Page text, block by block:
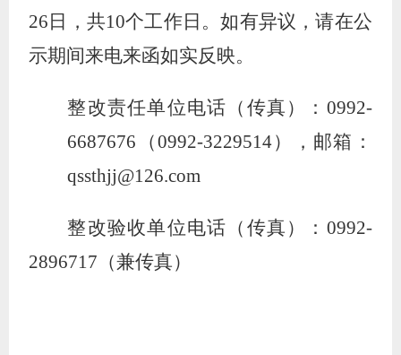
26 日，共10个工作日。如有异议，请在公
示期间来电来函如实反映。
整改责任单位电话（传真）： 0992-
6687676 （0992-3229514）
，邮箱：
qssthjj@126.com
整改验收单位电话（传真）： 0992-
2896717 （兼传真）